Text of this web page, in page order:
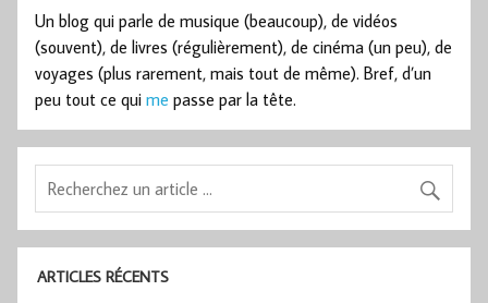
Un blog qui parle de musique (beaucoup), de vidéos
(souvent), de livres (régulièrement), de cinéma (un peu), de
voyages (plus rarement, mais tout de même). Bref, d’un
peu tout ce qui me passe par la tête.
ARTICLES RÉCENTS